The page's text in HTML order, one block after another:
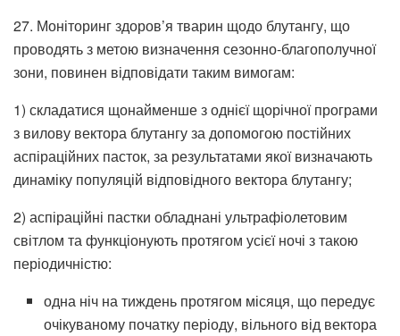
27. Моніторинг здоров’я тварин щодо блутангу, що
проводять з метою визначення сезонно-благополучної
зони, повинен відповідати таким вимогам:
1) складатися щонайменше з однієї щорічної програми
з вилову вектора блутангу за допомогою постійних
аспіраційних пасток, за результатами якої визначають
динаміку популяцій відповідного вектора блутангу;
2) аспіраційні пастки обладнані ультрафіолетовим
світлом та функціонують протягом усієї ночі з такою
періодичністю:
одна ніч на тиждень протягом місяця, що передує
очікуваному початку періоду, вільного від вектора